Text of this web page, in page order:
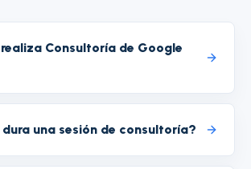
Consultoría de Google
una sesión de consultoría?